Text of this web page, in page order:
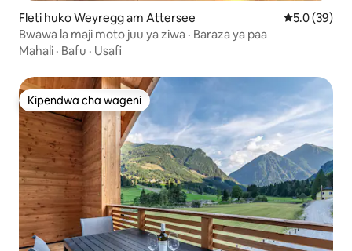
Fleti huko Weyregg am Attersee Ukadiriaji
5.0 (39)
Bwawa la maji moto juu ya ziwa · Baraza ya paa
Mahali · Bafu · Usafi
Kipendwa cha wageni
Kipendwa cha wageni